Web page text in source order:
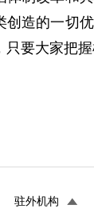
造的一切
要大家把
驻外机构